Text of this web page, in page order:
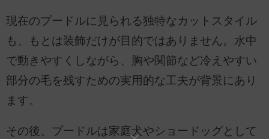
現在のプードルに見られる独特なカットスタイル
も、もとは装飾だけが目的ではありません。水中
で動きやすくしながら、胸や関節など冷えやすい
部分の毛を残すための実用的な工夫が背景にあり
ます。
その後、プードルは家庭犬やショードッグとして